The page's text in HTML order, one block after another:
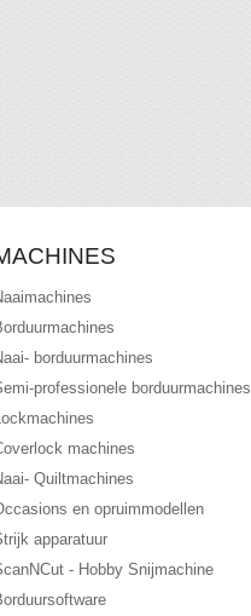
borduurmachines
professionele borduurmachines
machines
Quiltmachines
en opruimmodellen
apparatuur
- Hobby Snijmachine